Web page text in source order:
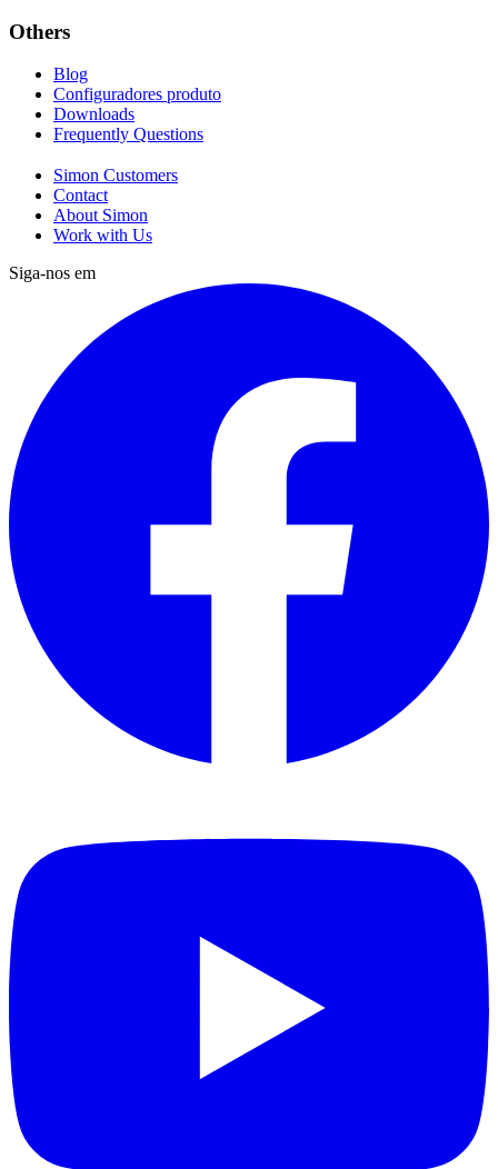
Others
Blog
Configuradores produto
Downloads
Frequently Questions
Simon Customers
Contact
About Simon
Work with Us
Siga-nos em